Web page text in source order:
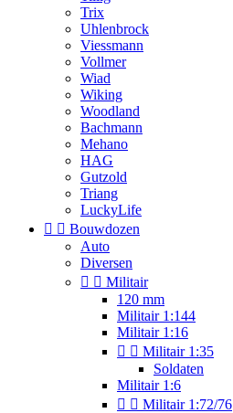
Trix
Uhlenbrock
Viessmann
Vollmer
Wiad
Wiking
Woodland
Bachmann
Mehano
HAG
Gutzold
Triang
LuckyLife
  Bouwdozen
Auto
Diversen
  Militair
120 mm
Militair 1:144
Militair 1:16
  Militair 1:35
Soldaten
Militair 1:6
  Militair 1:72/76